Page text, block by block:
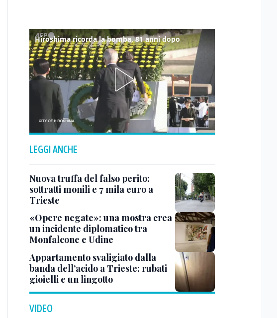
Hiroshima ricorda la bomba, 81 anni dopo
LEGGI ANCHE
Nuova truffa del falso perito:
sottratti monili e 7 mila euro a
Trieste
«Opere negate»: una mostra crea
un incidente diplomatico tra
Monfalcone e Udine
Appartamento svaligiato dalla
banda dell’acido a Trieste: rubati
gioielli e un lingotto
VIDEO